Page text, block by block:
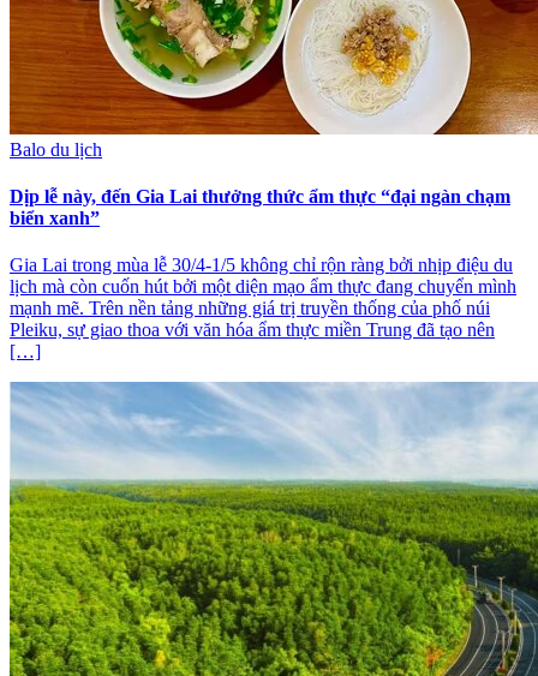
Balo du lịch
Dịp lễ này, đến Gia Lai thưởng thức ẩm thực “đại ngàn chạm
biển xanh”
Gia Lai trong mùa lễ 30/4-1/5 không chỉ rộn ràng bởi nhịp điệu du
lịch mà còn cuốn hút bởi một diện mạo ẩm thực đang chuyển mình
mạnh mẽ. Trên nền tảng những giá trị truyền thống của phố núi
Pleiku, sự giao thoa với văn hóa ẩm thực miền Trung đã tạo nên
[…]